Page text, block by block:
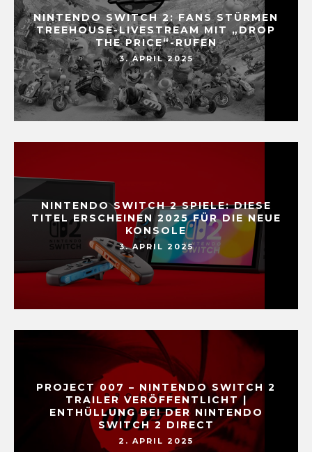
NINTENDO SWITCH 2: FANS STÜRMEN
TREEHOUSE-LIVESTREAM MIT „DROP
THE PRICE“-RUFEN
3. APRIL 2025
NINTENDO SWITCH 2 SPIELE: DIESE
TITEL ERSCHEINEN 2025 FÜR DIE NEUE
KONSOLE
3. APRIL 2025
PROJECT 007 – NINTENDO SWITCH 2
TRAILER VERÖFFENTLICHT |
ENTHÜLLUNG BEI DER NINTENDO
SWITCH 2 DIRECT
2. APRIL 2025